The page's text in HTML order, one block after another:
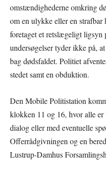
omstændighederne omkring
om en ulykke eller en
foretaget et retslægeligt ligsyn
undersøgelser tyder ikke på,
bag dødsfaldet. Politiet
stedet samt en obduktion.
Den Mobile Politistation
klokken 11 og 16, hvor alle
dialog eller med eventuelle
Offerrådgivningen og en
Lustrup-Damhus